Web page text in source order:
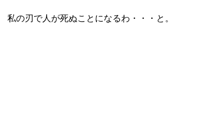
私の刃で人が死ぬことになるわ・・・と。